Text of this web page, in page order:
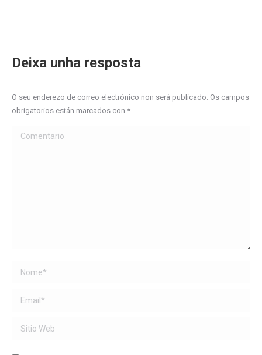
Deixa unha resposta
O seu enderezo de correo electrónico non será publicado. Os campos
obrigatorios están marcados con *
Comentario
Name *
Email *
Sitio Web